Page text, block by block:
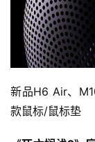
新品H6 Air、
款鼠标/鼠标垫